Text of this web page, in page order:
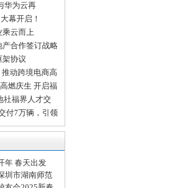
华为云再
幕开启！
乘云而上
合作签订战略
架协议
动跨境电商高
燃庆生 开启福
布会
社福界人才交
付7万辆，引领
年 春天出发
市湖南师范